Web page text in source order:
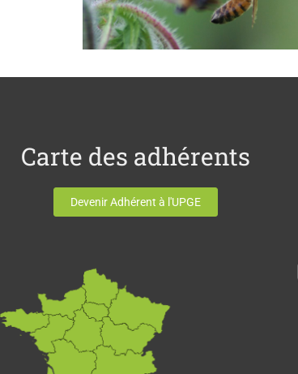
Carte des adhérents
Devenir Adhérent à l'UPGE